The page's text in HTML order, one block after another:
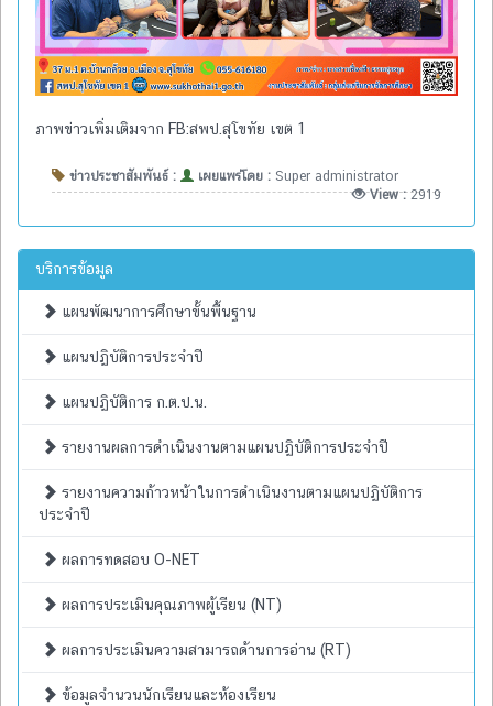
ภาพข่าวเพิ่มเติมจาก FB:สพป.สุโขทัย เขต 1
ข่าวประชาสัมพันธ์ : เผยแพร่โดย : Super administrator
View :2919
บริการข้อมูล
แผนพัฒนาการศึกษาขั้นพื้นฐาน
แผนปฏิบัติการประจำปี
แผนปฏิบัติการ ก.ต.ป.น.
รายงานผลการดำเนินงานตามแผนปฏิบัติการประจำปี
รายงานความก้าวหน้าในการดำเนินงานตามแผนปฏิบัติการ
ประจำปี
ผลการทดสอบ O-NET
ผลการประเมินคุณภาพผู้เรียน (NT)
ผลการประเมินความสามารถด้านการอ่าน (RT)
ข้อมูลจำนวนนักเรียนและห้องเรียน